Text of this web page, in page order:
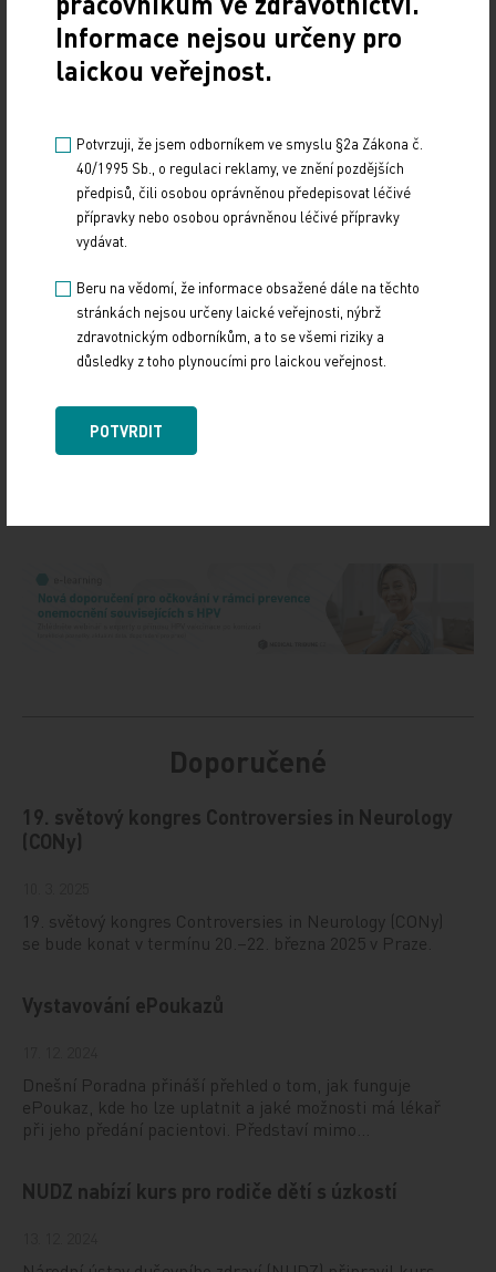
ČTK
Zdroj: ČTK
Z REGIONŮ
Doporučené
19. světový kongres Controversies in Neurology
(CONy)
19. světový kongres Controversies in Neurology (CONy)
se bude konat v termínu 20.–22. března 2025 v Praze.
Vystavování ePoukazů
Dnešní Poradna přináší přehled o tom, jak funguje
ePoukaz, kde ho lze uplatnit a jaké možnosti má lékař
při jeho předání pacientovi. Představí mimo…
NUDZ nabízí kurs pro rodiče dětí s úzkostí
Informace nejsou určeny pro
laickou veřejnost.
Potvrzuji, že jsem odborníkem ve smyslu §2a Zákona č.
40/1995 Sb., o regulaci reklamy, ve znění pozdějších
předpisů, čili osobou oprávněnou předepisovat léčivé
přípravky nebo osobou oprávněnou léčivé přípravky
vydávat.
Beru na vědomí, že informace obsažené dále na těchto
stránkách nejsou určeny laické veřejnosti, nýbrž
zdravotnickým odborníkům, a to se všemi riziky a
důsledky z toho plynoucími pro laickou veřejnost.
POTVRDIT